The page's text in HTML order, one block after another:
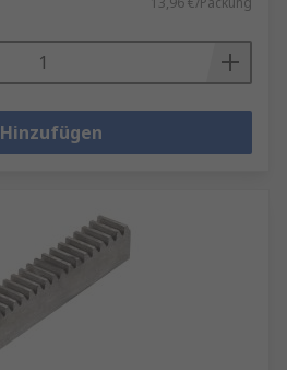
Hinzufügen